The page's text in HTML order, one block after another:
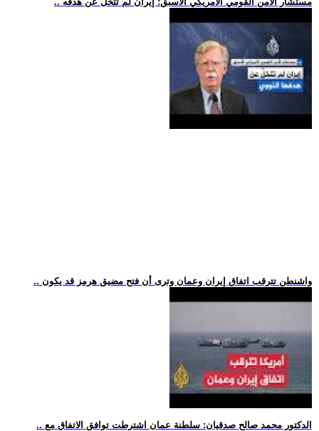
.. واشنطن تترقب اتفاق إيران وعمان وترى أن فتح مضيق هرمز قد يكون
.. الدكتور محمد صالح صدقيان: سلطنة عمان اشترطت توافق الاتفاق مع